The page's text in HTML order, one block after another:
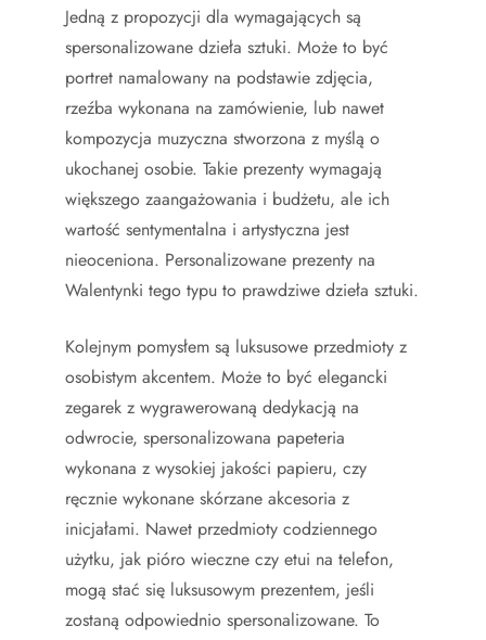
Jedną z propozycji dla wymagających są
spersonalizowane dzieła sztuki. Może to być
portret namalowany na podstawie zdjęcia,
rzeźba wykonana na zamówienie, lub nawet
kompozycja muzyczna stworzona z myślą o
ukochanej osobie. Takie prezenty wymagają
większego zaangażowania i budżetu, ale ich
wartość sentymentalna i artystyczna jest
nieoceniona. Personalizowane prezenty na
Walentynki tego typu to prawdziwe dzieła sztuki.
Kolejnym pomysłem są luksusowe przedmioty z
osobistym akcentem. Może to być elegancki
zegarek z wygrawerowaną dedykacją na
odwrocie, spersonalizowana papeteria
wykonana z wysokiej jakości papieru, czy
ręcznie wykonane skórzane akcesoria z
inicjałami. Nawet przedmioty codziennego
użytku, jak pióro wieczne czy etui na telefon,
mogą stać się luksusowym prezentem, jeśli
zostaną odpowiednio spersonalizowane. To